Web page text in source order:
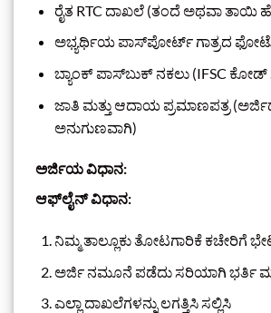
ರೈತ RTC ದಾಖಲೆ (ತಂದೆ ಅಥವಾ ತಾಯಿ
ಅಭ್ಯರ್ಥಿಯ ಪಾಸ್‌ಪೋರ್ಟ್ ಗಾತ್ರದ
ಬ್ಯಾಂಕ್ ಪಾಸ್‌ಬುಕ್ ನಕಲು (IFSC ಕೋಡ್
ಜಾತಿ ಮತ್ತು ಆದಾಯ ಪ್ರಮಾಣಪತ್ರ
ಅನುಗುಣವಾಗಿ)
ಅರ್ಜಿಯ ವಿಧಾನ:
ಆಫ್‌ಲೈನ್ ವಿಧಾನ:
ನಿಮ್ಮ ತಾಲ್ಲೂಕು ತೋಟಗಾರಿಕೆ ಕಚೇರಿಗೆ
ಅರ್ಜಿ ನಮೂನೆ ಪಡೆದು ಸರಿಯಾಗಿ ಭರ್ತಿ
ಎಲ್ಲಾ ದಾಖಲೆಗಳನ್ನು ಲಗತ್ತಿಸಿ ಸಲ್ಲಿಸಿ